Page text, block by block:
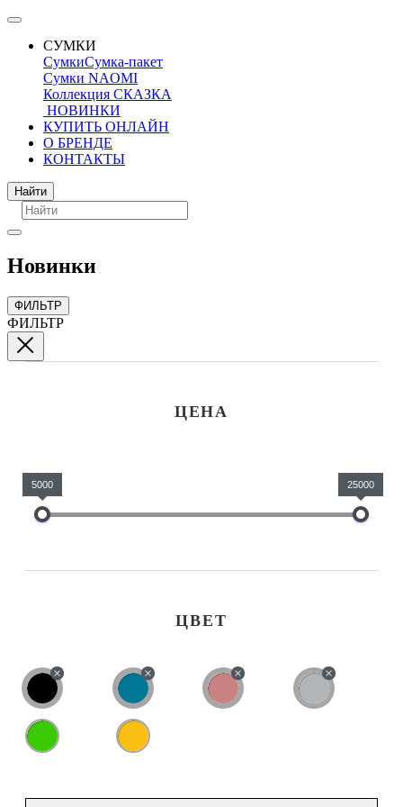
СУМКИ
СумкиСумка-пакет
Сумки NAOMI
Коллекция СКАЗКА
НОВИНКИ
КУПИТЬ ОНЛАЙН
О БРЕНДЕ
КОНТАКТЫ
Поиск
Найти
Новинки
ФИЛЬТР
ФИЛЬТР
ЦЕНА
5000 25000
ЦВЕТ